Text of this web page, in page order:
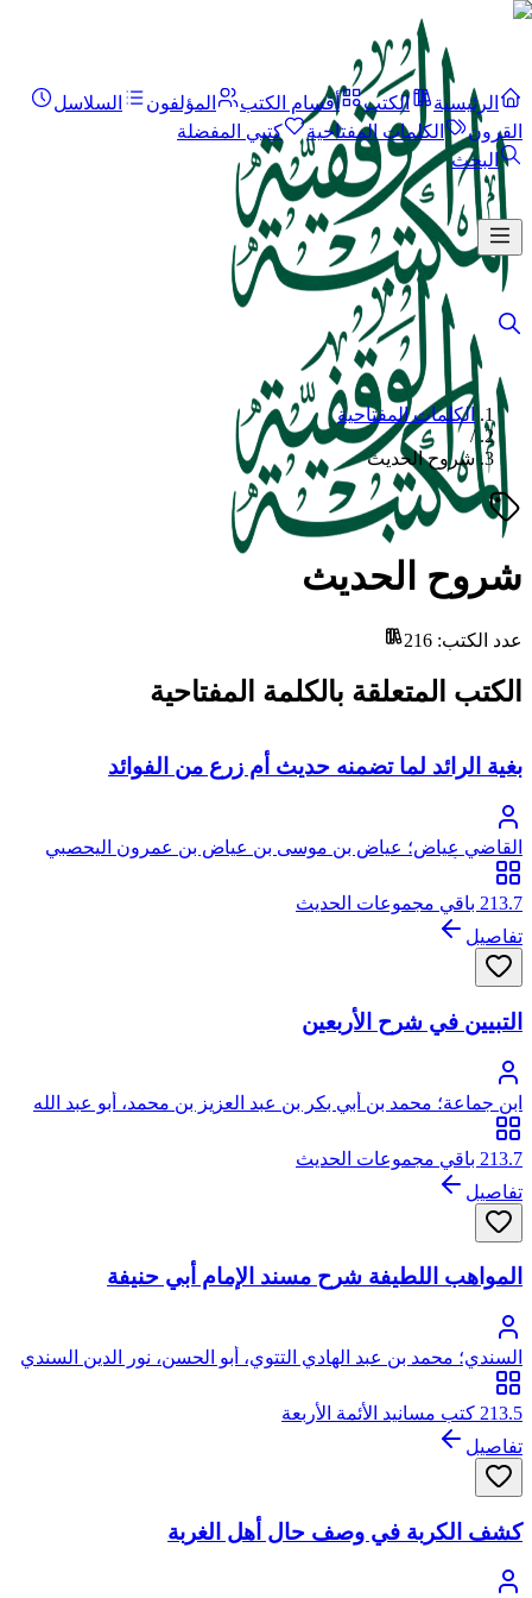
الرئيسية الكتب أقسام الكتب المؤلفون
السلاسل
القرون
الكلمات المفتاحية
كتبي المفضلة
البحث
الكلمات المفتاحية
/
شروح الحديث
شروح الحديث
عدد الكتب:
216
الكتب المتعلقة بالكلمة المفتاحية
بغية الرائد لما تضمنه حديث أم زرع من الفوائد
القاضي عياض؛ عياض بن موسى بن عياض بن عمرون اليحصبي
السبتي، أبو الفضل
213.7 باقي مجموعات الحديث
تفاصيل
التبيين في شرح الأربعين
ابن جماعة؛ محمد بن أبي بكر بن عبد العزيز بن محمد، أبو عبد الله
عز الدين الكناني الحموي ثم المصري، الشافعي المعروف كسلفه
بابن جماعة
213.7 باقي مجموعات الحديث
تفاصيل
المواهب اللطيفة شرح مسند الإمام أبي حنيفة
السندي؛ محمد بن عبد الهادي التتوي، أبو الحسن، نور الدين السندي
213.5 كتب مسانيد الأئمة الأربعة
تفاصيل
كشف الكربة في وصف حال أهل الغربة